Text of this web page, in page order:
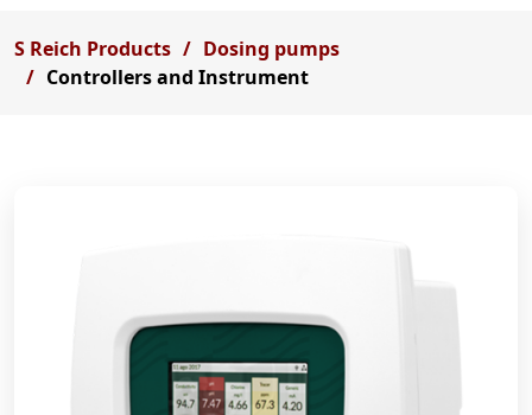
S Reich Products
Dosing pumps
Controllers and Instrument